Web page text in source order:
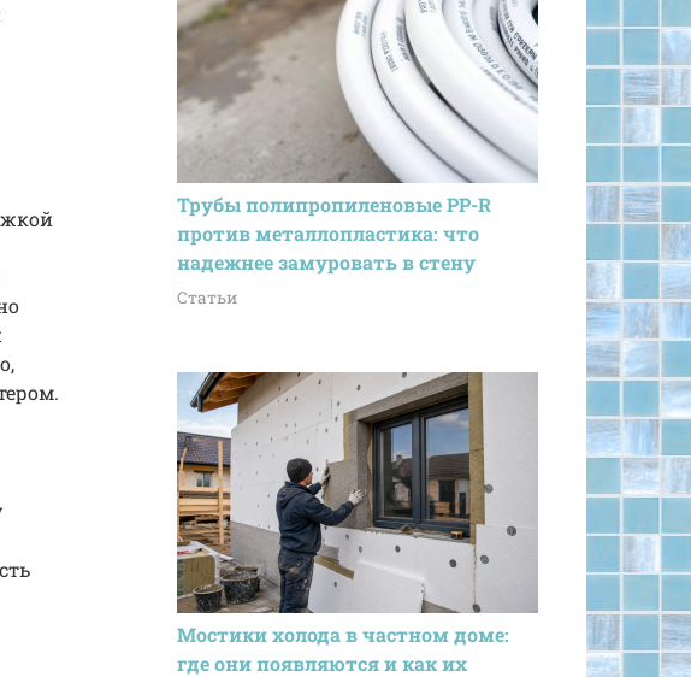
Трубы полипропиленовые PP-R
против металлопластика: что
надежнее замуровать в стену
Статьи
Мостики холода в частном доме:
где они появляются и как их